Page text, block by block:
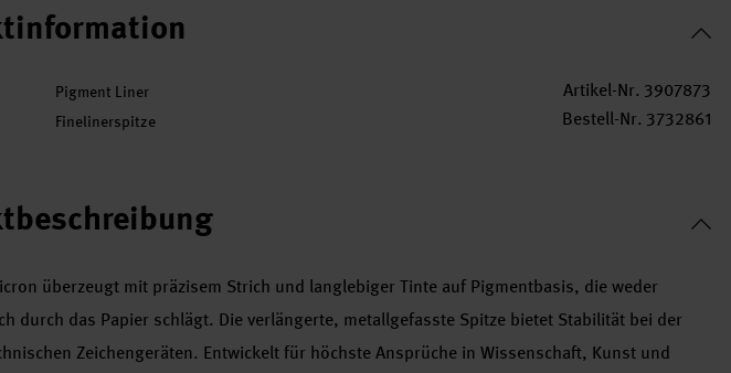
Pigment Liner
Finelinerspitze
Artikel-Nr. 3907873
Bestell-Nr. 3732861
überzeugt mit präzisem Strich und langlebiger Tinte auf Pigmentbasis, die weder
durch das Papier schlägt. Die verlängerte, metallgefasste Spitze bietet Stabilität bei der
Zeichengeräten. Entwickelt für höchste Ansprüche in Wissenschaft, Kunst und